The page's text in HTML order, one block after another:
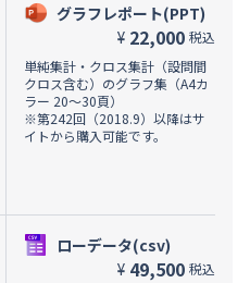
グラフレポート(PPT)
¥ 22,000 税込
単純集計・クロス集計（設問間
クロス含む）のグラフ集（A4カ
ラー 20～30頁）
※第242回（2018.9）以降はサ
イトから購入可能です。
ローデータ(csv)
¥ 49,500 税込